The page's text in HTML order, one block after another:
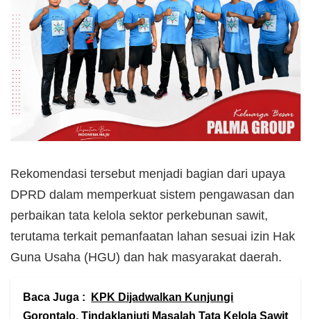
Rekomendasi tersebut menjadi bagian dari upaya
DPRD dalam memperkuat sistem pengawasan dan
perbaikan tata kelola sektor perkebunan sawit,
terutama terkait pemanfaatan lahan sesuai izin Hak
Guna Usaha (HGU) dan hak masyarakat daerah.
Baca Juga :
KPK Dijadwalkan Kunjungi
Gorontalo, Tindaklanjuti Masalah Tata Kelola Sawit